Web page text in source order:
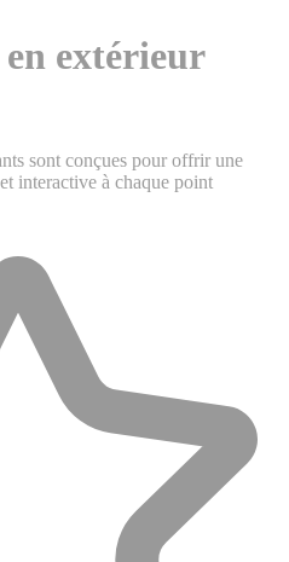
extérieur
sont conçues pour offrir une
interactive à chaque point